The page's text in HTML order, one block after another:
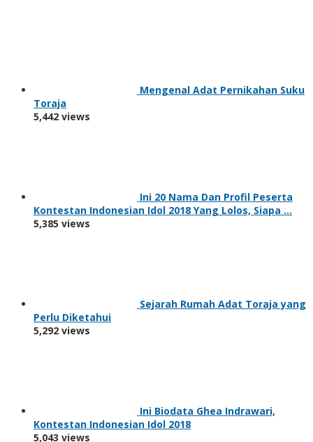
Mengenal Adat Pernikahan Suku
Toraja
5,442 views
Ini 20 Nama Dan Profil Peserta
Kontestan Indonesian Idol 2018 Yang Lolos, Siapa …
5,385 views
Sejarah Rumah Adat Toraja yang
Perlu Diketahui
5,292 views
Ini Biodata Ghea Indrawari,
Kontestan Indonesian Idol 2018
5,043 views